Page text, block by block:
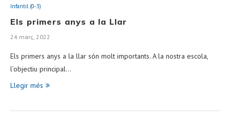
Infantil (0-3)
Els primers anys a la Llar
24 març, 2022
Els primers anys a la llar són molt importants. A la nostra escola,
l’objectiu principal…
Llegir més